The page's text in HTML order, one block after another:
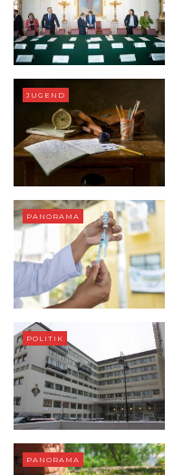
JUGEND
PANORAMA
POLITIK
PANORAMA